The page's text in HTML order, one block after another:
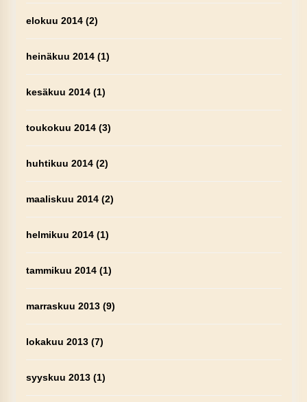
elokuu 2014(2)
heinäkuu 2014(1)
kesäkuu 2014(1)
toukokuu 2014(3)
huhtikuu 2014(2)
maaliskuu 2014(2)
helmikuu 2014(1)
tammikuu 2014(1)
marraskuu 2013(9)
lokakuu 2013(7)
syyskuu 2013(1)